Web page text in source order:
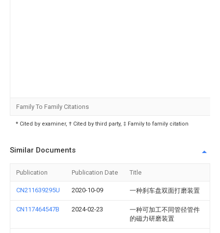
Family To Family Citations
* Cited by examiner, † Cited by third party, ‡ Family to family citation
Similar Documents
Publication Publication Date Title
CN211639295U 2020-10-09 一种刹车盘双面打磨装置
CN117464547B 2024-02-23
一种可加工不同管径管件
的磁力研磨装置